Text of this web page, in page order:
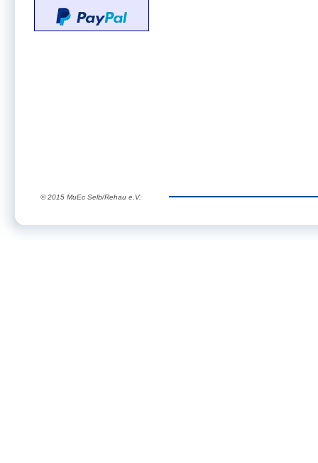
© 2015 MuEc Selb/Rehau e.V.